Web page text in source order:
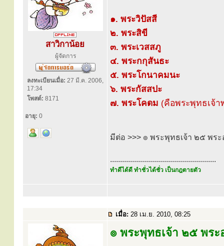
สาวิกาน้อย
ผู้จัดการ
ลงทะเบียนเมื่อ: 27 มี.ค. 2006,
17:34
โพสต์: 8171
อายุ: 0
๑. พระวิปัสสี
๒. พระสิขี
๓. พระเวสสภู
๔. พระกกุสันธะ
๕. พระโกนาคมนะ
๖. พระกัสสปะ
๗. พระโคดม (คือพระพุทธเจ้
มีต่อ >>> ๏ พระพุทธเจ้า ๒๕ พร
.....................................................
ทำดีได้ดี ทำชั่วได้ชั่ว เป็นกฎตายตัว
เมื่อ: 28 เม.ย. 2010, 08:25
๏ พระพุทธเจ้า ๒๕ พร